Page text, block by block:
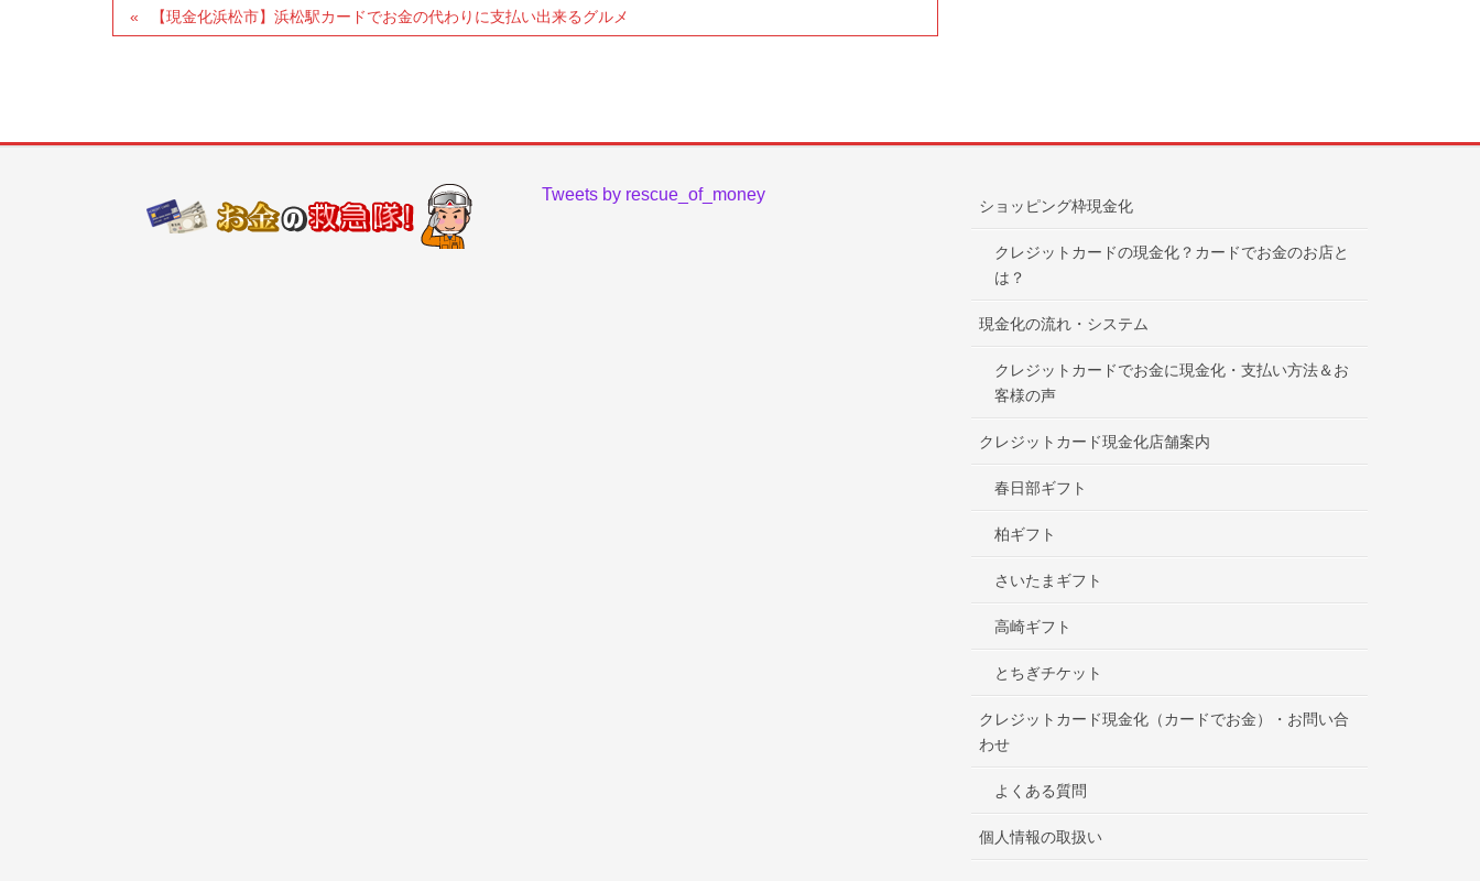
【現金化浜松市】浜松駅カードでお金の代わりに支払い出来るグルメ
Tweets by rescue_of_money
ショッピング枠現金化
クレジットカードの現金化？カードでお金のお店と
は？
現金化の流れ・システム
クレジットカードでお金に現金化・支払い方法＆お
客様の声
クレジットカード現金化店舗案内
春日部ギフト
柏ギフト
さいたまギフト
高崎ギフト
とちぎチケット
クレジットカード現金化（カードでお金）・お問い合
わせ
よくある質問
個人情報の取扱い